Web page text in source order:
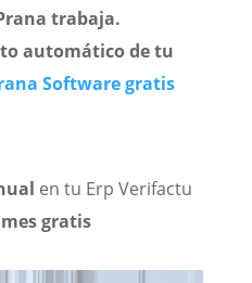
trabaja.
automático de tu
Software gratis
en tu Erp Verifactu
gratis